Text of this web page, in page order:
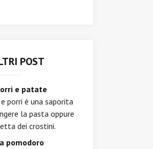
POST
e patate
porri è una saporita
la pasta oppure
dei crostini.
pomodoro